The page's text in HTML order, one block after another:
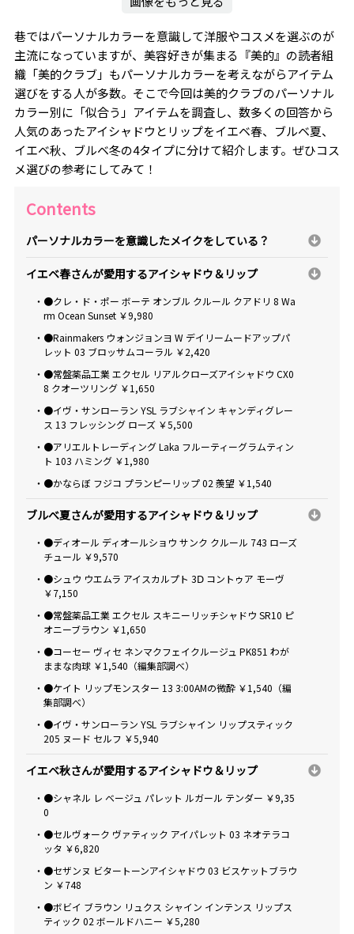
巷ではパーソナルカラーを意識して洋服やコスメを選ぶのが
主流になっていますが、美容好きが集まる『美的』の読者組
織「美的クラブ」もパーソナルカラーを考えながらアイテム
選びをする人が多数。そこで今回は美的クラブのパーソナル
カラー別に「似合う」アイテムを調査し、数多くの回答から
人気のあったアイシャドウとリップをイエベ春、ブルベ夏、
イエベ秋、ブルベ冬の4タイプに分けて紹介します。ぜひコス
メ選びの参考にしてみて！
Contents
パーソナルカラーを意識したメイクをしている？
イエベ春さんが愛用するアイシャドウ＆リップ
・●クレ・ド・ポー ボーテ オンブル クルール クアドリ 8 Wa
rm Ocean Sunset ￥9,980
・●Rainmakers ウォンジョンヨ W デイリームードアップパ
レット 03 ブロッサムコーラル ￥2,420
・●常盤薬品工業 エクセル リアルクローズアイシャドウ CX0
8 クオーツリング ￥1,650
・●イヴ・サンローラン YSL ラブシャイン キャンディグレー
ス 13 フレッシング ローズ ￥5,500
・●アリエルトレーディング Laka フルーティーグラムティン
ト 103 ハミング ￥1,980
・●かならぼ フジコ プランピーリップ 02 羨望 ￥1,540
ブルべ夏さんが愛用するアイシャドウ＆リップ
・●ディオール ディオールショウ サンク クルール 743 ローズ
チュール ￥9,570
・●シュウ ウエムラ アイスカルプト 3Ⅾ コントゥア モーヴ
￥7,150
・●常盤薬品工業 エクセル スキニーリッチシャドウ SR10 ピ
オニーブラウン ￥1,650
・●コーセー ヴィセ ネンマクフェイクルージュ PK851 わが
ままな肉球 ￥1,540（編集部調べ）
・●ケイト リップモンスター 13 3:00AMの微酔 ￥1,540（編
集部調べ）
・●イヴ・サンローラン YSL ラブシャイン リップスティック
205 ヌード セルフ ￥5,940
イエベ秋さんが愛用するアイシャドウ＆リップ
・●シャネル レ ベージュ パレット ルガール テンダー ￥9,35
0
・●セルヴォーク ヴァティック アイパレット 03 ネオテラコ
ッタ ￥6,820
・●セザンヌ ビタートーンアイシャドウ 03 ビスケットブラウ
ン ￥748
・●ボビイ ブラウン リュクス シャイン インテンス リップス
ティック 02 ボールドハニー ￥5,280